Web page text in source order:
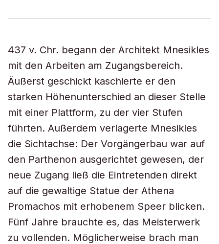
437 v. Chr. begann der Architekt Mnesikles
mit den Arbeiten am Zugangsbereich.
Äußerst geschickt kaschierte er den
starken Höhenunterschied an dieser Stelle
mit einer Plattform, zu der vier Stufen
führten. Außerdem verlagerte Mnesikles
die Sichtachse: Der Vorgängerbau war auf
den Parthenon ausgerichtet gewesen, der
neue Zugang ließ die Eintretenden direkt
auf die gewaltige Statue der Athena
Promachos mit erhobenem Speer blicken.
Fünf Jahre brauchte es, das Meisterwerk
zu vollenden. Möglicherweise brach man